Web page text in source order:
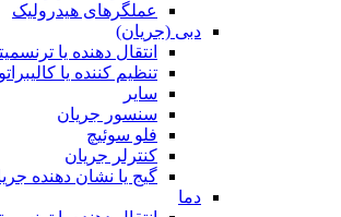
عملگرهای هیدرولیک
دبی (جریان)
انتقال دهنده یا
تنظیم کننده یا
سایر
سنسور جریان
فلو سوئیچ
کنترلر جریان
گیج یا نشان دهنده
دما